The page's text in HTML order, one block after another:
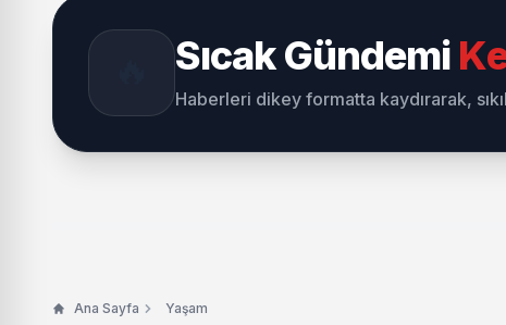
Sıcak Gündemi
Haberleri dikey formatta kaydırarak,
Ana Sayfa Yaşam